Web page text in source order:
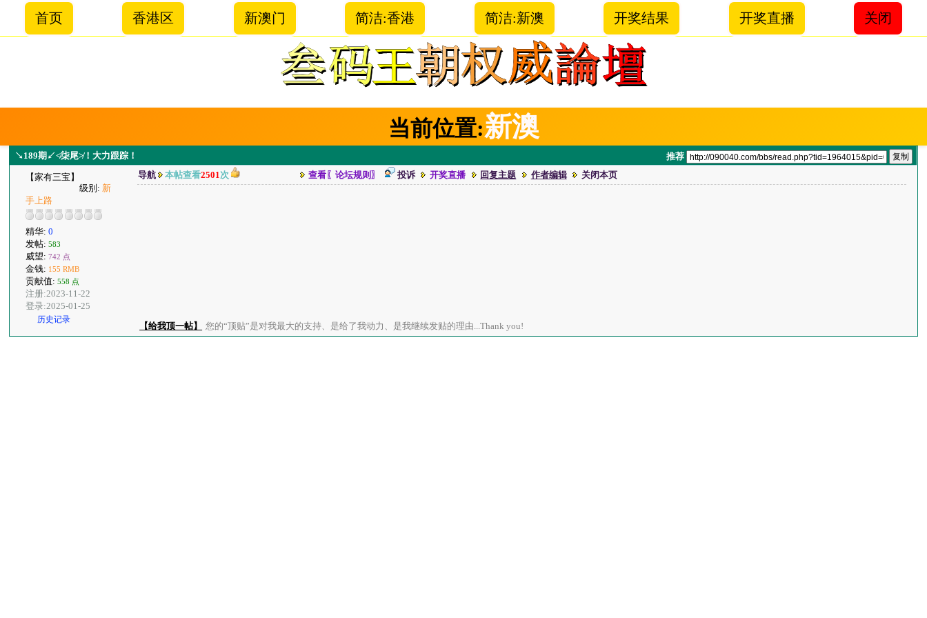
首页 香港区 新澳门 简洁:香港 简洁:新澳 开奖结果 开奖直播 关闭
当前位置:新澳
↘189期↙≮柒尾≯！大力跟踪！ 推荐
【家有三宝】
级别: 新
手上路
精华:0
发帖:583
威望:742 点
金钱: 155 RMB
贡献值:558 点
注册:2023-11-22
登录:2025-01-25
历史记录
导航 本帖查看2501次 查看〖论坛规则〗 投诉 开奖直播 回复主题 作者编辑 关闭本页
【给我顶一帖】 您的“顶贴”是对我最大的支持、是给了我动力、是我继续发贴的理由...Thank you!